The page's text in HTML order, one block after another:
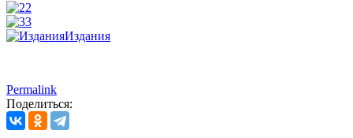
2
3
Издания
Permalink
Поделиться: